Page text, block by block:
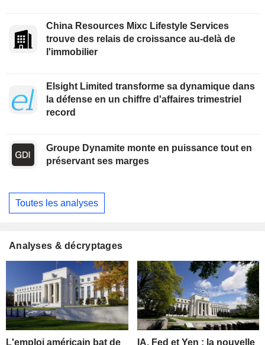
China Resources Mixc Lifestyle Services
trouve des relais de croissance au-delà de
l'immobilier
Elsight Limited transforme sa dynamique dans
la défense en un chiffre d'affaires trimestriel
record
Groupe Dynamite monte en puissance tout en
préservant ses marges
Toutes les analyses
Analyses & décryptages
L'emploi américain bat de IA, Fed et Yen : la nouvelle